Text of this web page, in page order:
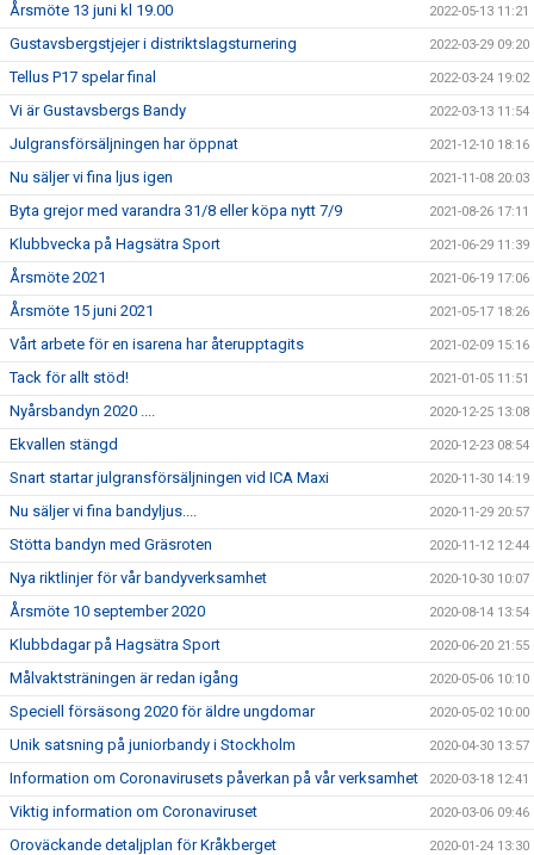
Årsmöte 13 juni kl 19.00 2022-05-13 11:21
Gustavsbergstjejer i distriktslagsturnering 2022-03-29 09:20
Tellus P17 spelar final 2022-03-24 19:02
Vi är Gustavsbergs Bandy 2022-03-13 11:54
Julgransförsäljningen har öppnat 2021-12-10 18:16
Nu säljer vi fina ljus igen 2021-11-08 20:03
Byta grejor med varandra 31/8 eller köpa nytt 7/9 2021-08-26 17:11
Klubbvecka på Hagsätra Sport 2021-06-29 11:39
Årsmöte 2021 2021-06-19 17:06
Årsmöte 15 juni 2021 2021-05-17 18:26
Vårt arbete för en isarena har återupptagits 2021-02-09 15:16
Tack för allt stöd! 2021-01-05 11:51
Nyårsbandyn 2020 .... 2020-12-25 13:08
Ekvallen stängd 2020-12-23 08:54
Snart startar julgransförsäljningen vid ICA Maxi 2020-11-30 14:19
Nu säljer vi fina bandyljus.... 2020-11-29 20:57
Stötta bandyn med Gräsroten 2020-11-12 12:44
Nya riktlinjer för vår bandyverksamhet 2020-10-30 10:07
Årsmöte 10 september 2020 2020-08-14 13:54
Klubbdagar på Hagsätra Sport 2020-06-20 21:55
Målvaktsträningen är redan igång 2020-05-06 10:10
Speciell försäsong 2020 för äldre ungdomar 2020-05-02 10:00
Unik satsning på juniorbandy i Stockholm 2020-04-30 13:57
Information om Coronavirusets påverkan på vår verksamhet 2020-03-18 12:41
Viktig information om Coronaviruset 2020-03-06 09:46
Oroväckande detaljplan för Kråkberget 2020-01-24 13:30